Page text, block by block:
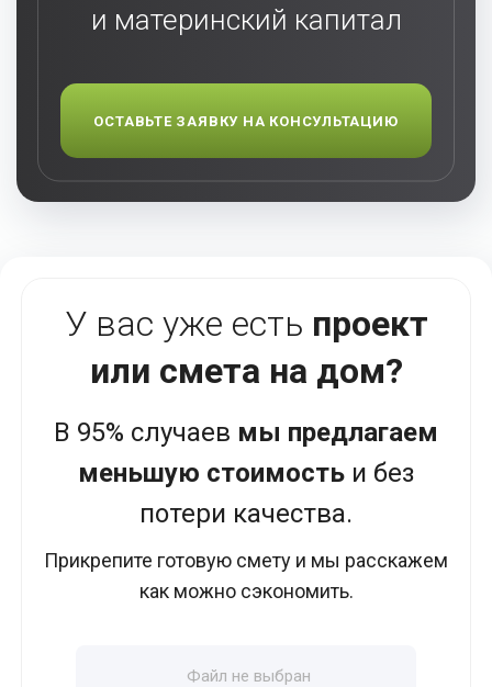
и материнский капитал
ОСТАВЬТЕ ЗАЯВКУ НА КОНСУЛЬТАЦИЮ
У вас уже есть проект
или смета на дом?
В 95% случаев мы предлагаем
меньшую стоимостьи без
потери качества.
Прикрепите готовую смету и мы расскажем
как можно сэкономить.
Файл не выбран